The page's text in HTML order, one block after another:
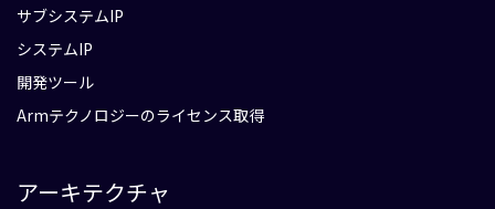
サブシステムIP
システムIP
開発ツール
Armテクノロジーのライセンス取得
アーキテクチャ